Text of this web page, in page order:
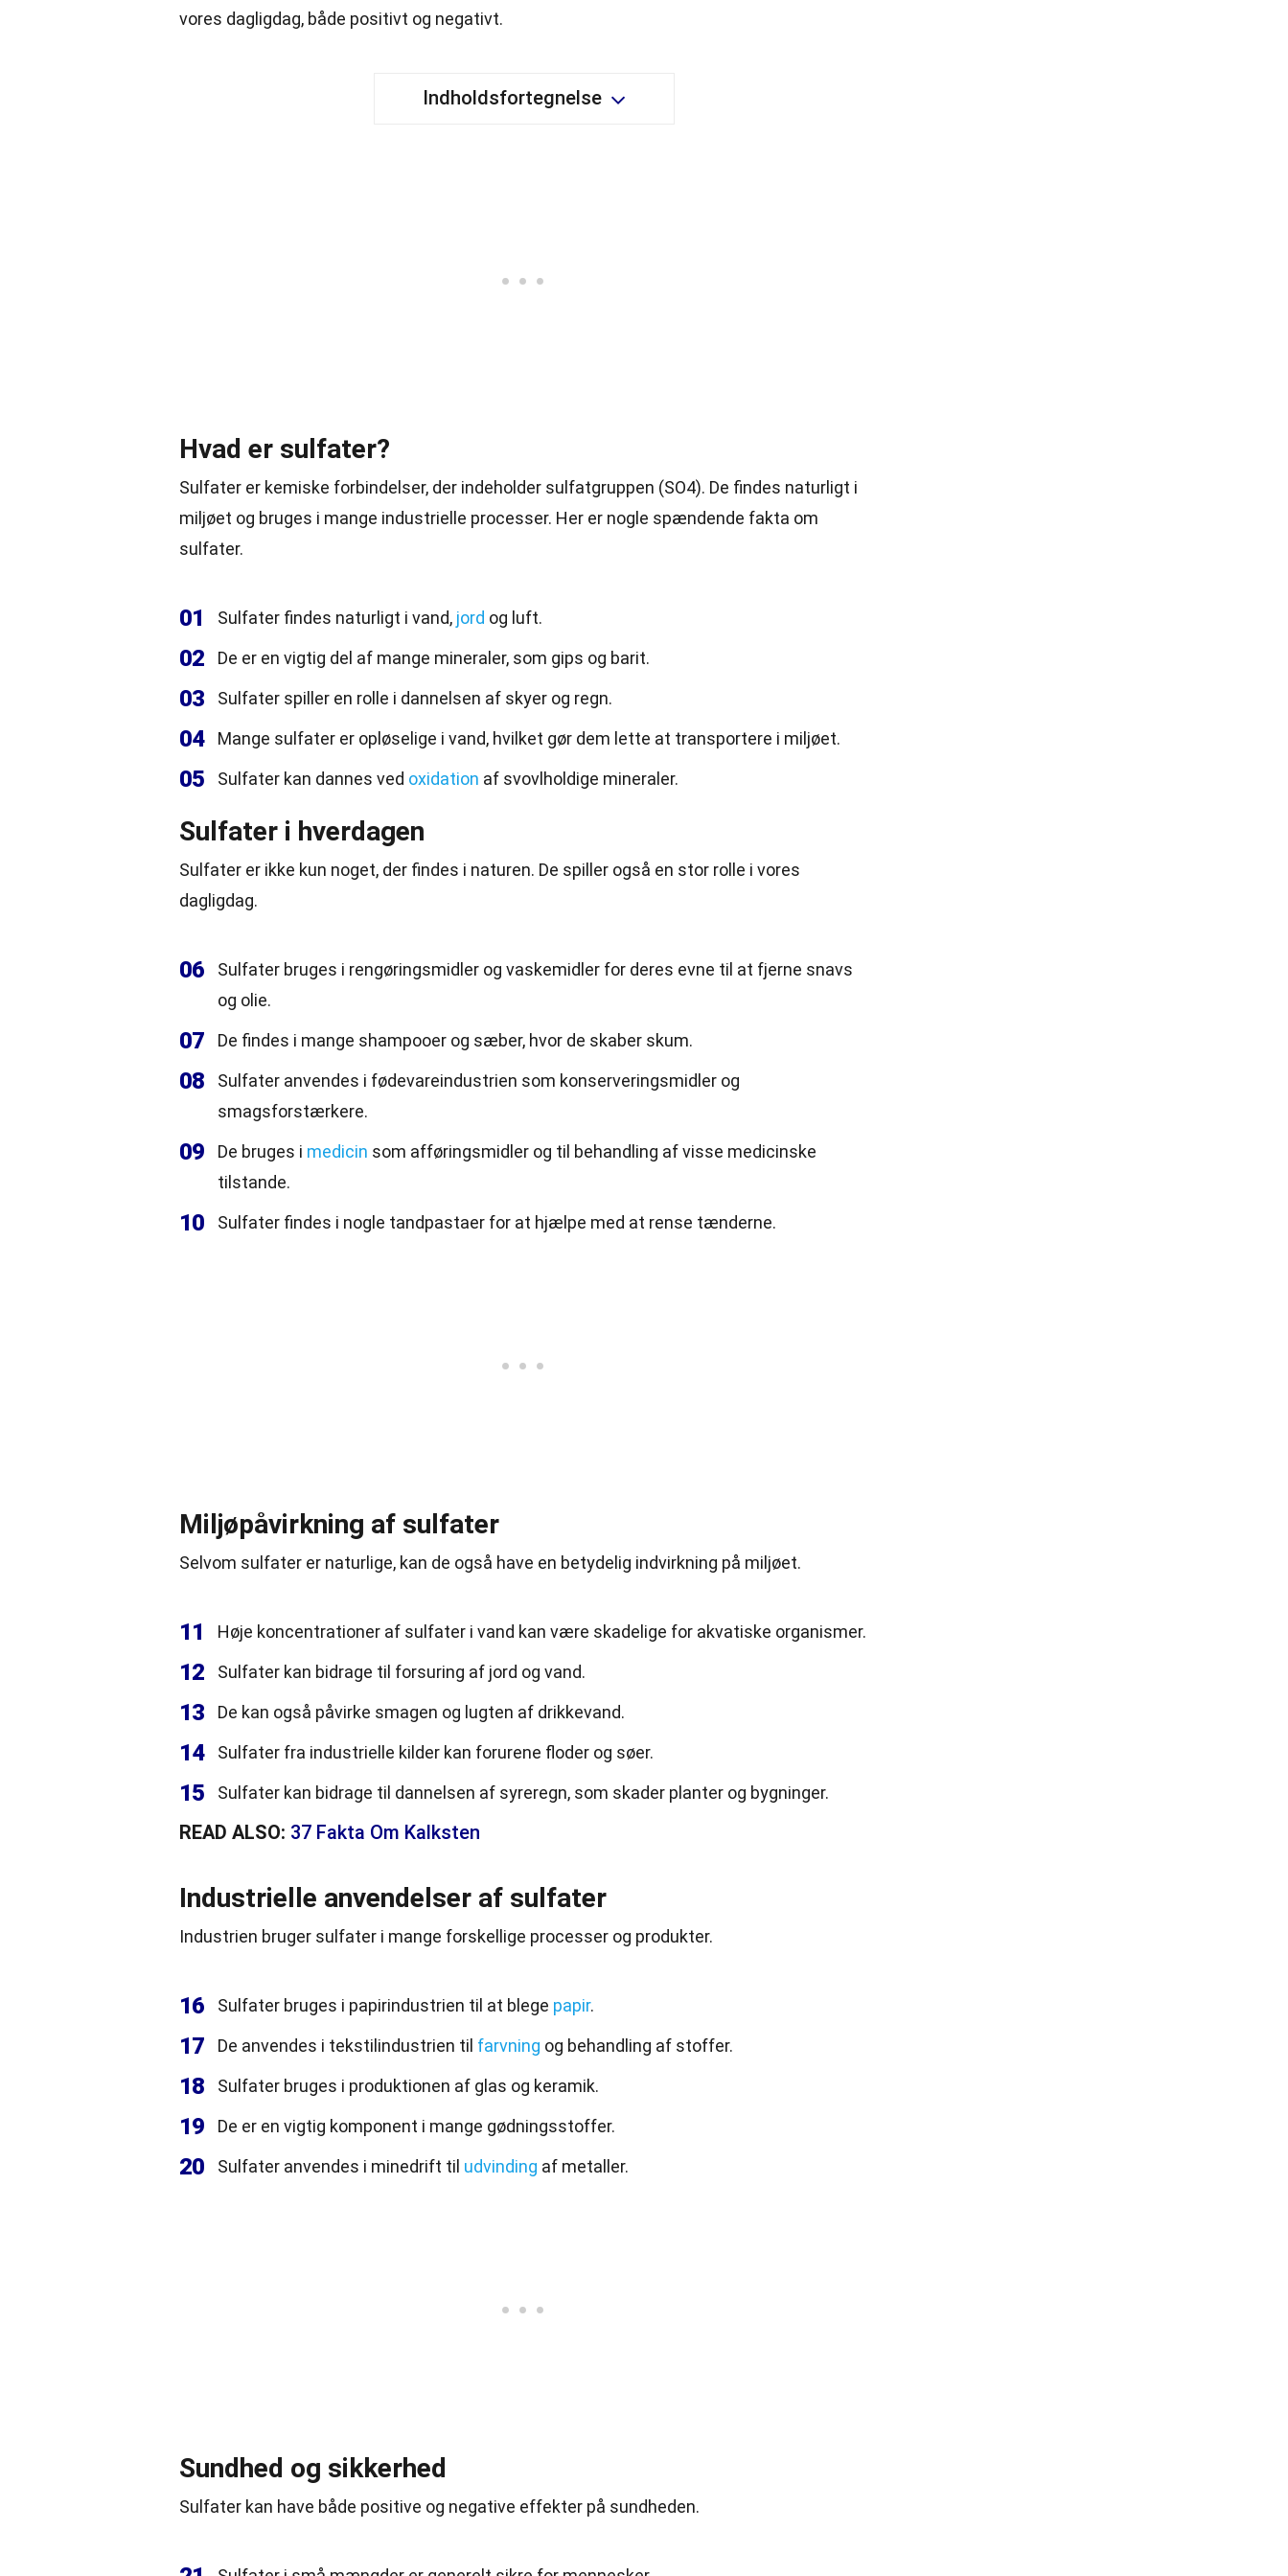
vores dagligdag, både positivt og negativt.
Indholdsfortegnelse
Hvad er sulfater?
Sulfater er kemiske forbindelser, der indeholder sulfatgruppen (SO4). De findes naturligt i
miljøet og bruges i mange industrielle processer. Her er nogle spændende fakta om
sulfater.
01 Sulfater findes naturligt i vand, jord og luft.
02 De er en vigtig del af mange mineraler, som gips og barit.
03 Sulfater spiller en rolle i dannelsen af skyer og regn.
04 Mange sulfater er opløselige i vand, hvilket gør dem lette at transportere i miljøet.
05 Sulfater kan dannes ved oxidation af svovlholdige mineraler.
Sulfater i hverdagen
Sulfater er ikke kun noget, der findes i naturen. De spiller også en stor rolle i vores
dagligdag.
06
Sulfater bruges i rengøringsmidler og vaskemidler for deres evne til at fjerne snavs
og olie.
07 De findes i mange shampooer og sæber, hvor de skaber skum.
08
Sulfater anvendes i fødevareindustrien som konserveringsmidler og
smagsforstærkere.
09 De bruges i medicin som afføringsmidler og til behandling af visse medicinske
tilstande.
10 Sulfater findes i nogle tandpastaer for at hjælpe med at rense tænderne.
Miljøpåvirkning af sulfater
Selvom sulfater er naturlige, kan de også have en betydelig indvirkning på miljøet.
11 Høje koncentrationer af sulfater i vand kan være skadelige for akvatiske organismer.
12 Sulfater kan bidrage til forsuring af jord og vand.
13 De kan også påvirke smagen og lugten af drikkevand.
14 Sulfater fra industrielle kilder kan forurene floder og søer.
15 Sulfater kan bidrage til dannelsen af syreregn, som skader planter og bygninger.
READ ALSO: 37 Fakta Om Kalksten
Industrielle anvendelser af sulfater
Industrien bruger sulfater i mange forskellige processer og produkter.
16 Sulfater bruges i papirindustrien til at blege papir.
17 De anvendes i tekstilindustrien til farvning og behandling af stoffer.
18 Sulfater bruges i produktionen af glas og keramik.
19 De er en vigtig komponent i mange gødningsstoffer.
20 Sulfater anvendes i minedrift til udvinding af metaller.
Sundhed og sikkerhed
Sulfater kan have både positive og negative effekter på sundheden.